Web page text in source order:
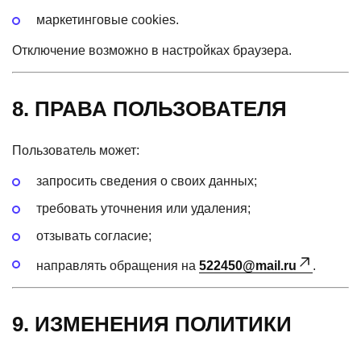
маркетинговые cookies.
Отключение возможно в настройках браузера.
8. ПРАВА ПОЛЬЗОВАТЕЛЯ
Пользователь может:
запросить сведения о своих данных;
требовать уточнения или удаления;
отзывать согласие;
направлять обращения на 522450@mail.ru .
9. ИЗМЕНЕНИЯ ПОЛИТИКИ